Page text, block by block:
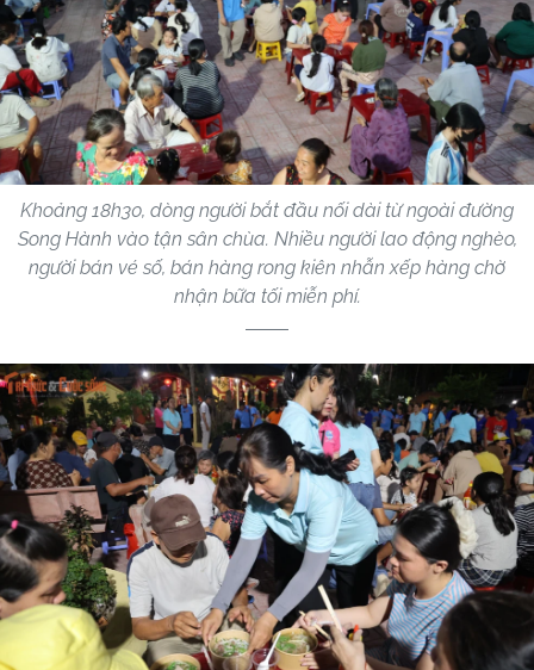
Khoảng 18h30, dòng người bắt đầu nối dài từ ngoài đường
Song Hành vào tận sân chùa. Nhiều người lao động nghèo,
người bán vé số, bán hàng rong kiên nhẫn xếp hàng chờ
nhận bữa tối miễn phí.